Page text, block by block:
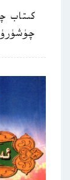
كىتاب